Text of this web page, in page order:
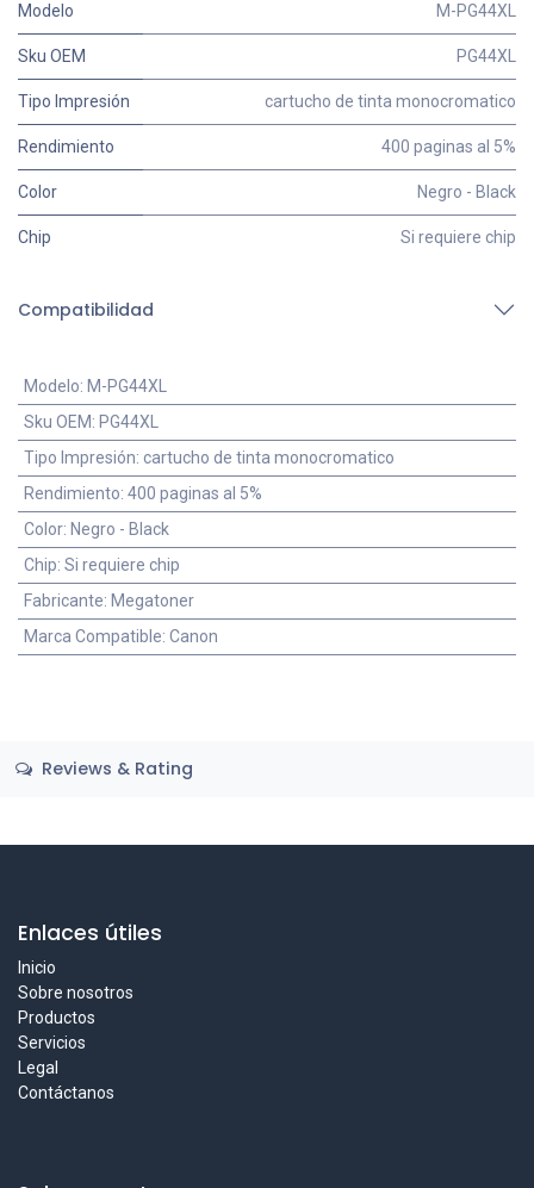
Modelo M-PG44XL
Sku OEM PG44XL
Tipo Impresión cartucho de tinta monocromatico
Rendimiento 400 paginas al 5%
Color Negro - Black
Chip Si requiere chip
Compatibilidad
Modelo: M-PG44XL
Sku OEM: PG44XL
Tipo Impresión: cartucho de tinta monocromatico
Rendimiento: 400 paginas al 5%
Color: Negro - Black
Chip: Si requiere chip
Fabricante: Megatoner
Marca Compatible: Canon
Reviews & Rating
Enlaces útiles
Inicio
Sobre nosotros
Productos
Servicios
Legal
Contáctanos